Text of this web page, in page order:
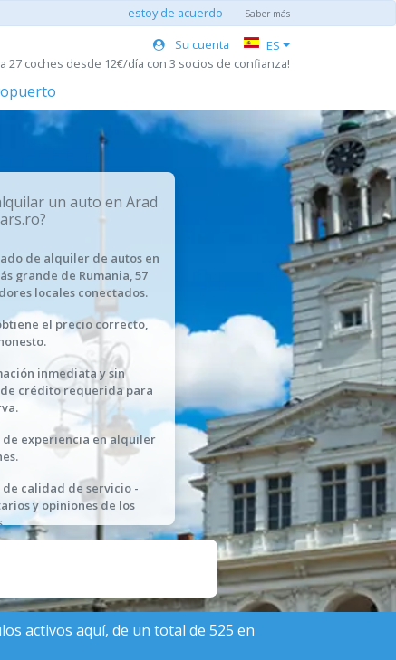
estoy de acuerdo Saber más
Su cuenta
ES
27 coches desde 12€/día con 3 socios de confianza!
un auto en Arad
de alquiler de autos en
grande de Rumania, 57
locales conectados.
el precio correcto,
inmediata y sin
crédito requerida para
de experiencia en alquiler
de calidad de servicio -
y opiniones de los
activos aquí, de un total de 525 en